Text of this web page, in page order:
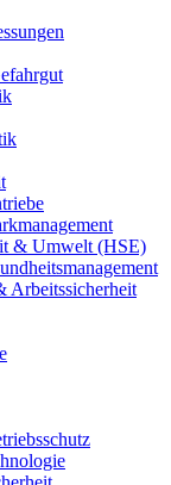
& Umwelt (HSE)
Arbeitssicherheit